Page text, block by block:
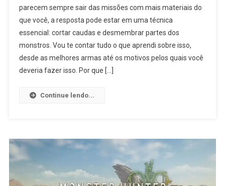
parecem sempre sair das missões com mais materiais do
que você, a resposta pode estar em uma técnica
essencial: cortar caudas e desmembrar partes dos
monstros. Vou te contar tudo o que aprendi sobre isso,
desde as melhores armas até os motivos pelos quais você
deveria fazer isso. Por que […]
Continue lendo...